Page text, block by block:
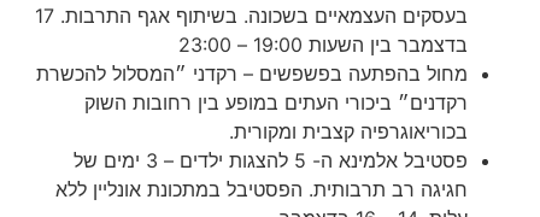
בעסקים העצמאיים בשכונה. בשיתוף אגף התרבות. 17
בדצמבר בין השעות 19:00 – 23:00
מחול בהפתעה בפשפשים – רקדני ״המסלול להכשרת
רקדנים״ ביכורי העתים במופע בין רחובות השוק
בכוריאוגרפיה קצבית ומקורית.
פסטיבל אלמינא ה- 5 להצגות ילדים – 3 ימים של
חגיגה רב תרבותית. הפסטיבל במתכונת אונליין ללא